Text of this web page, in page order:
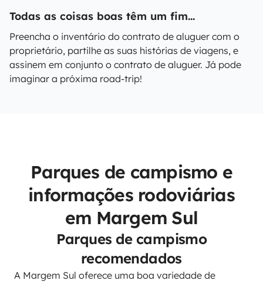
Todas as coisas boas têm um fim...
Preencha o inventário do contrato de aluguer com o
proprietário, partilhe as suas histórias de viagens, e
assinem em conjunto o contrato de aluguer. Já pode
imaginar a próxima road-trip!
Parques de campismo e
informações rodoviárias
em Margem Sul
Parques de campismo
recomendados
A Margem Sul oferece uma boa variedade de